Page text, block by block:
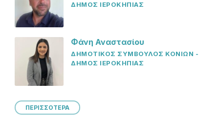
ΔΗΜΟΣ ΙΕΡΟΚΗΠΙΑΣ
Φάνη Αναστασίου
ΔΗΜΟΤΙΚΟΣ ΣΥΜΒΟΥΛΟΣ ΚΟΝΙΩΝ -
ΔΗΜΟΣ ΙΕΡΟΚΗΠΙΑΣ
ΠΕΡΙΣΣΟΤΕΡΑ